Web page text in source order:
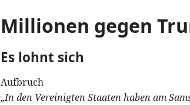
Millionen gegen
Es lohnt sich
Aufbruch
„In den Vereinigten Staaten haben am